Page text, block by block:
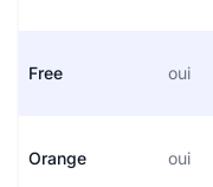
Free oui
Orange oui